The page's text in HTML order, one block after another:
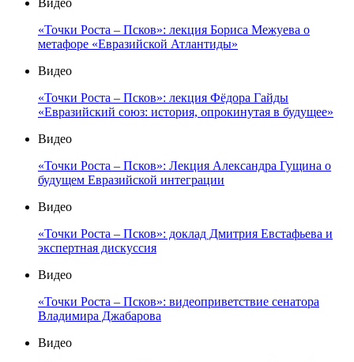
Видео
«Точки Роста – Псков»: лекция Бориса Межуева о
метафоре «Евразийской Атлантиды»
Видео
«Точки Роста – Псков»: лекция Фёдора Гайды
«Евразийский союз: история, опрокинутая в будущее»
Видео
«Точки Роста – Псков»: Лекция Александра Гущина о
будущем Евразийской интеграции
Видео
«Точки Роста – Псков»: доклад Дмитрия Евстафьева и
экспертная дискуссия
Видео
«Точки Роста – Псков»: видеоприветствие сенатора
Владимира Джабарова
Видео